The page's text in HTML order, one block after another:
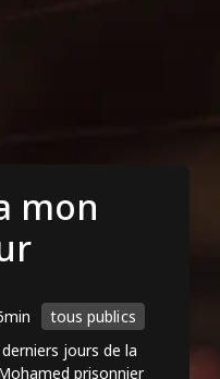
mon
tous publics
jours de la
prisonnier